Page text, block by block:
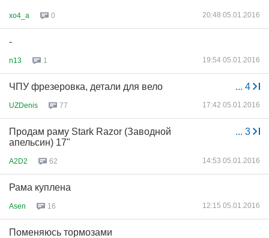
xo4_a 0 20:48 05.01.2016
-
n13 1 19:54 05.01.2016
... 4
ЧПУ фрезеровка, детали для вело
UZDenis 77 17:42 05.01.2016
... 3
Продам раму Stark Razor (Заводной
апельсин) 17"
A2D2 62 14:53 05.01.2016
Рама куплена
Asen 16 12:15 05.01.2016
Поменяюсь тормозами